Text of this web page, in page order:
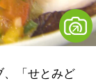
「せとみど